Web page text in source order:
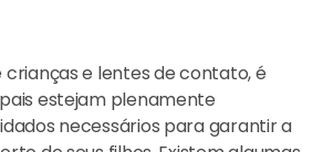
e lentes de contato, é
estejam plenamente
necessários para garantir a